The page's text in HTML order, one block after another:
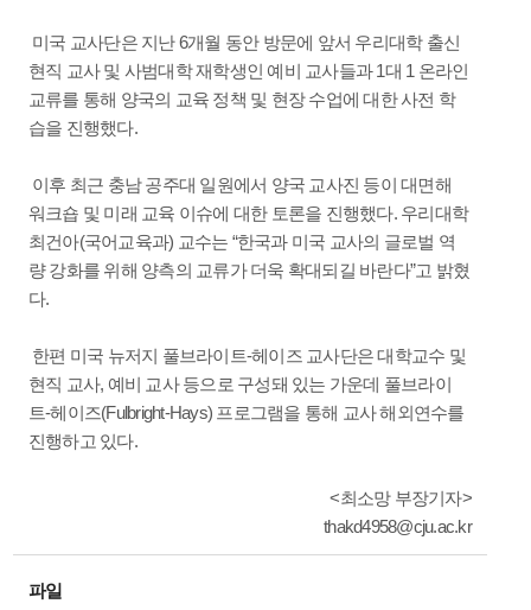
미국 교사단은 지난 6개월 동안 방문에 앞서 우리대학 출신
현직 교사 및 사범대학 재학생인 예비 교사들과 1대 1 온라인
교류를 통해 양국의 교육 정책 및 현장 수업에 대한 사전 학
습을 진행했다.
이후 최근 충남 공주대 일원에서 양국 교사진 등이 대면해
워크숍 및 미래 교육 이슈에 대한 토론을 진행했다. 우리대학
최건아(국어교육과) 교수는 “한국과 미국 교사의 글로벌 역
량 강화를 위해 양측의 교류가 더욱 확대되길 바란다”고 밝혔
다.
한편 미국 뉴저지 풀브라이트-헤이즈 교사단은 대학교수 및
현직 교사, 예비 교사 등으로 구성돼 있는 가운데 풀브라이
트-헤이즈(Fulbright-Hays) 프로그램을 통해 교사 해외연수를
진행하고 있다.
<최소망 부장기자>
thakd4958@cju.ac.kr
파일